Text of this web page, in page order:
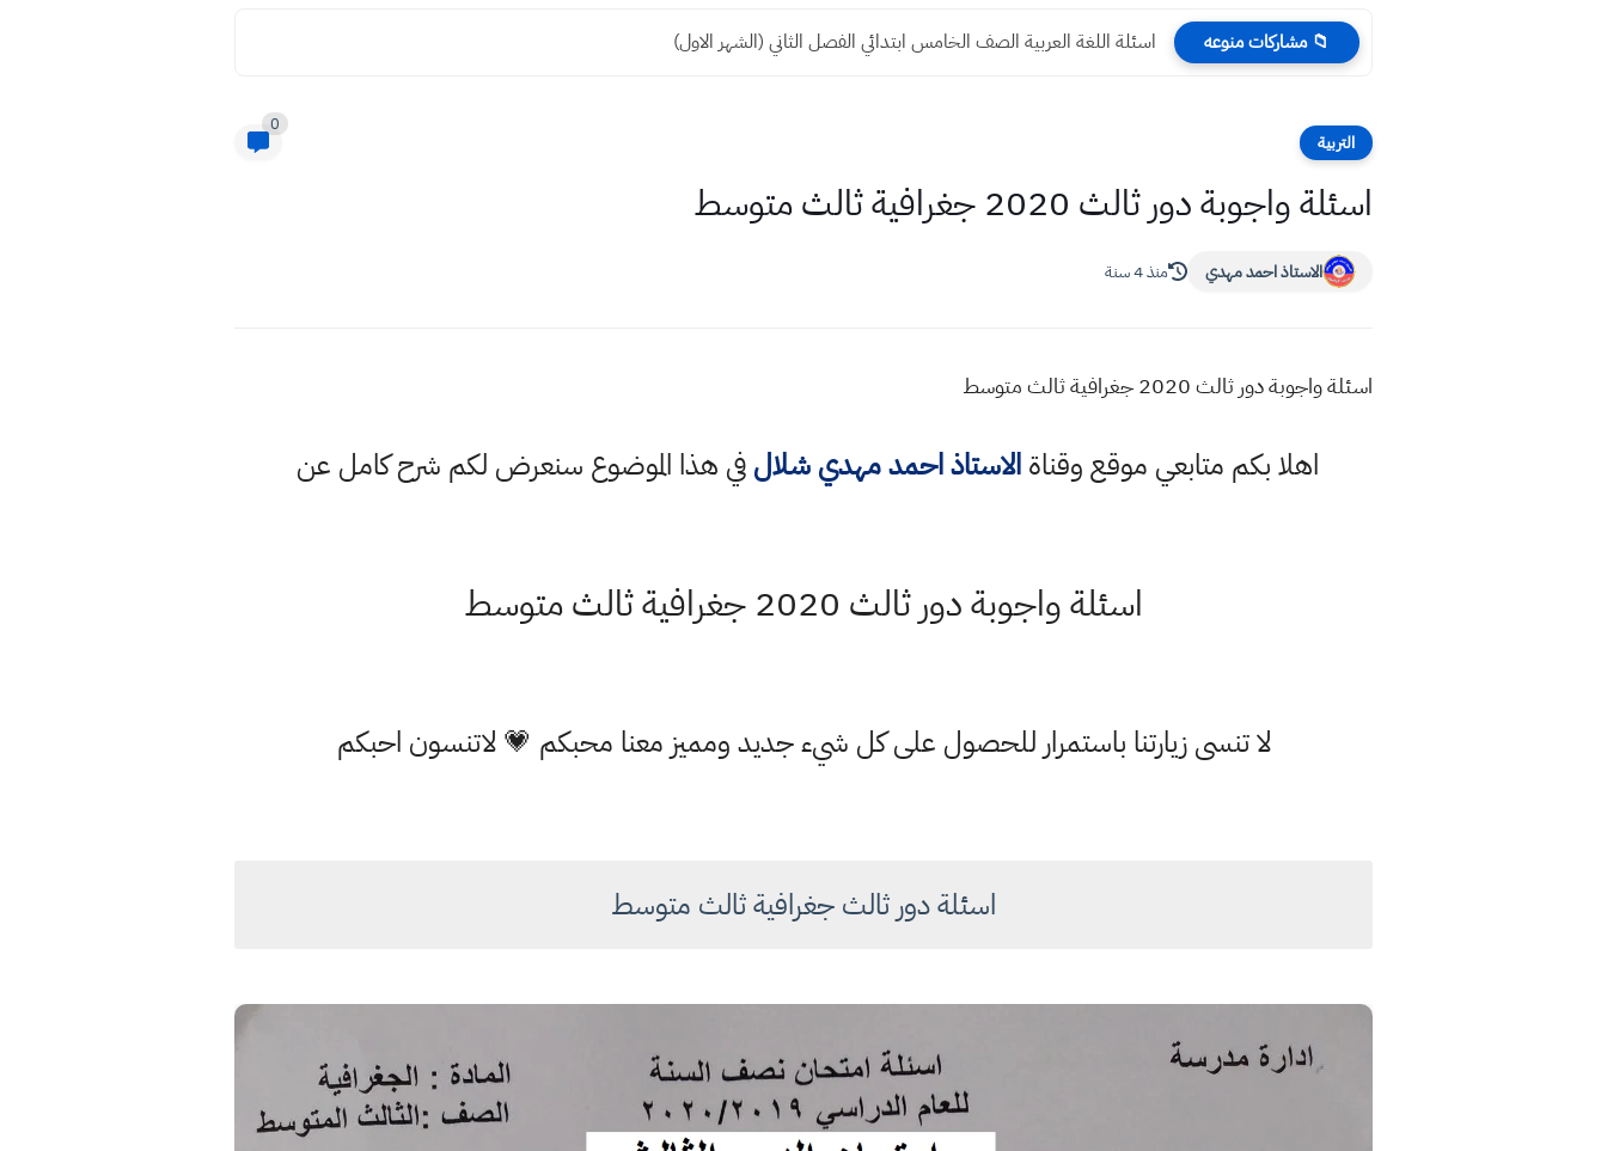
📁 مشاركات منوعه اسئلة اللغة العربية الصف الخامس ابتدائي الفصل الثاني (الشهر الاول)
التربية
0
اسئلة واجوبة دور ثالث 2020 جغرافية ثالث متوسط
الاستاذ احمد مهدي منذ 4 سنة
اسئلة واجوبة دور ثالث 2020 جغرافية ثالث متوسط
اهلا بكم متابعي موقع وقناةالاستاذ احمد مهدي شلالفي هذا الموضوع سنعرض لكم شرح كامل عن
اسئلة واجوبة دور ثالث 2020 جغرافية ثالث متوسط
لا تنسى زيارتنا باستمرار للحصول على كل شيء جديد ومميز معنا محبكم 💗 لاتنسون احبكم
اسئلة دور ثالث جغرافية ثالث متوسط